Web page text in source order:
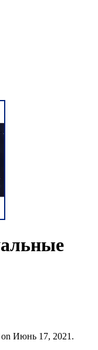
Июнь 17, 2021.